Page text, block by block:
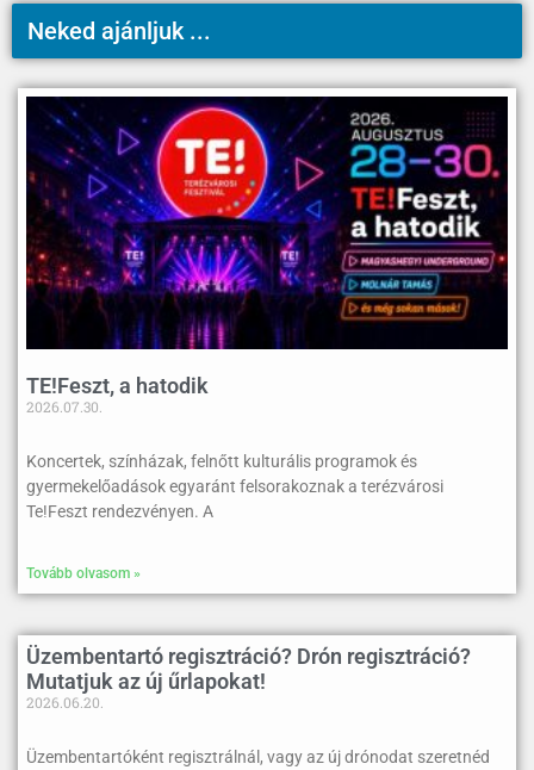
Neked ajánljuk ...
TE!Feszt, a hatodik
2026.07.30.
Koncertek, színházak, felnőtt kulturális programok és
gyermekelőadások egyaránt felsorakoznak a terézvárosi
Te!Feszt rendezvényen. A
Tovább olvasom »
Üzembentartó regisztráció? Drón regisztráció?
Mutatjuk az új űrlapokat!
2026.06.20.
Üzembentartóként regisztrálnál, vagy az új drónodat szeretnéd